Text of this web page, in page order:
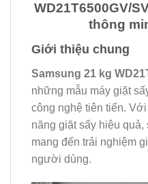
WD21T6500GV/
thông
Giới thiệu chung
Samsung 21 kg
những mẫu máy giặt
công nghệ tiên tiến.
năng giặt sấy hiệu
mang đến trải nghiệm
người dùng.